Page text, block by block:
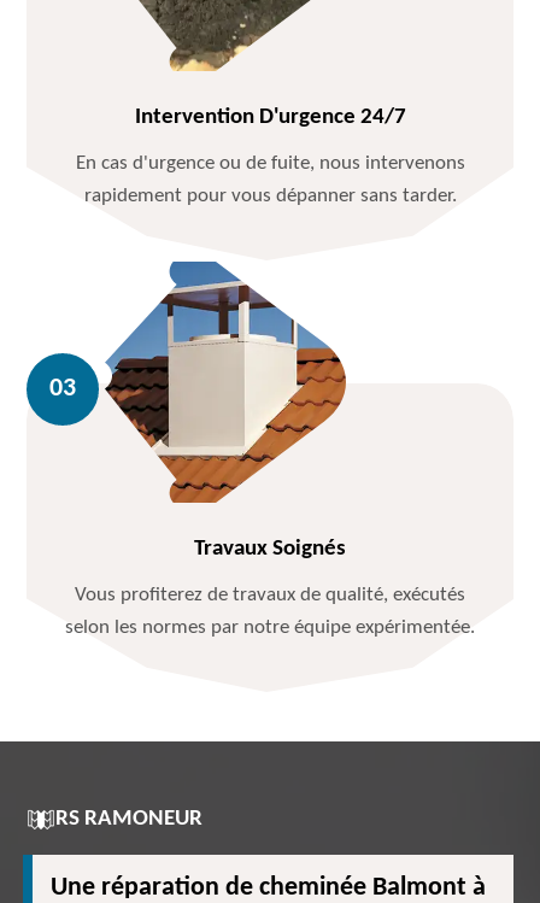
Intervention D'urgence 24/7
En cas d'urgence ou de fuite, nous intervenons
rapidement pour vous dépanner sans tarder.
Travaux Soignés
Vous profiterez de travaux de qualité, exécutés
selon les normes par notre équipe expérimentée.
RS RAMONEUR
Une réparation de cheminée Balmont à